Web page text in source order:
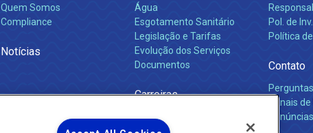
Quem Somos
Compliance
Notícias
Água
Esgotamento Sanitário
Legislação e Tarifas
Evolução dos Serviços
Documentos
Carreiras
Pol. de
Política
Contato
Canais